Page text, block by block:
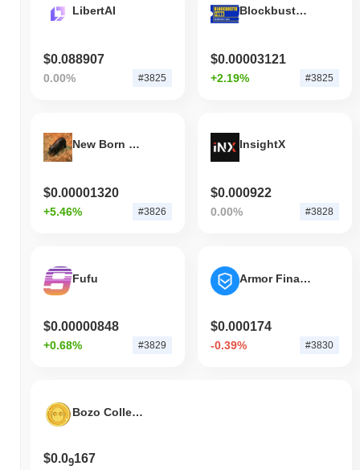
LibertAI
$0.088907
0.00% #3825
Blockbuster Video
$0.00003121
+2.19% #3825
New Born Haggis Pygmy Hippo
$0.00001320
+5.46% #3826
InsightX
$0.000922
0.00% #3828
Fufu
$0.00000848
+0.68% #3829
Armor Finance
$0.000174
-0.39% #3830
Bozo Collective
$0.09167